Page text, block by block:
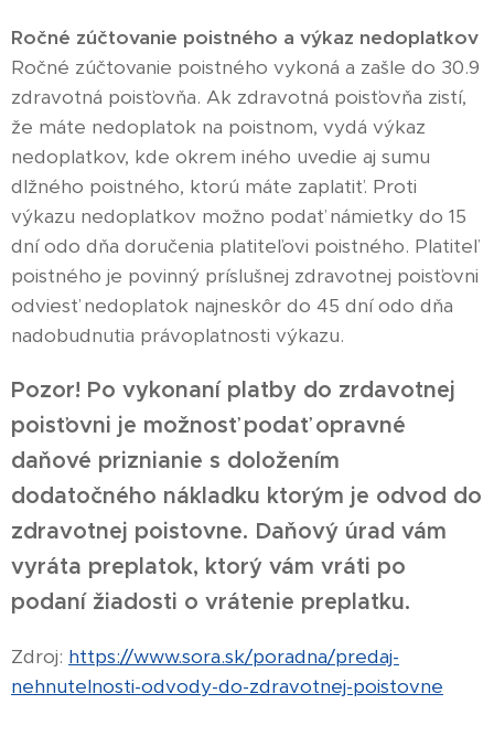
Ročné zúčtovanie poistného a výkaz nedoplatkov
Ročné zúčtovanie poistného vykoná a zašle do 30.9
zdravotná poisťovňa. Ak zdravotná poisťovňa zistí,
že máte nedoplatok na poistnom, vydá výkaz
nedoplatkov, kde okrem iného uvedie aj sumu
dlžného poistného, ktorú máte zaplatiť. Proti
výkazu nedoplatkov možno podať námietky do 15
dní odo dňa doručenia platiteľovi poistného. Platiteľ
poistného je povinný príslušnej zdravotnej poisťovni
odviesť nedoplatok najneskôr do 45 dní odo dňa
nadobudnutia právoplatnosti výkazu.
Pozor! Po vykonaní platby do zrdavotnej
poisťovni je možnosť podať opravné
daňové priznianie s doložením
dodatočného nákladku ktorým je odvod do
zdravotnej poistovne. Daňový úrad vám
vyráta preplatok, ktorý vám vráti po
podaní žiadosti o vrátenie preplatku.
Zdroj: https://www.sora.sk/poradna/predaj-
nehnutelnosti-odvody-do-zdravotnej-poistovne